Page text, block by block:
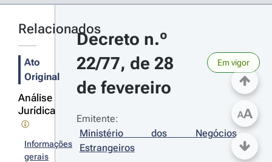
Relacionados
Ato
Original
Análise
Jurídica
Informações
gerais
Decreto n.º
22/77, de 28
de fevereiro
Em vigor
Emitente:
Ministério dos Negócios
Estrangeiros
AA